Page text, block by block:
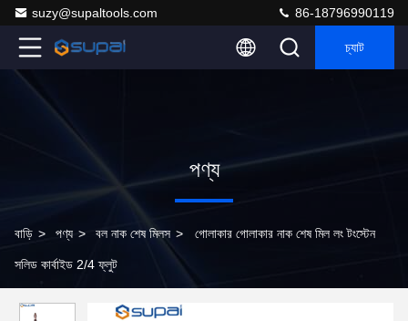
suzy@supaltools.com 86-18796990119
চ্যাট
পণ্য
বাড়ি > পণ্য > বল নাক শেষ মিলস > গোলাকার গোলাকার নাক শেষ মিল লং টংস্টেন
সলিড কার্বাইড 2/4 ফ্লুট